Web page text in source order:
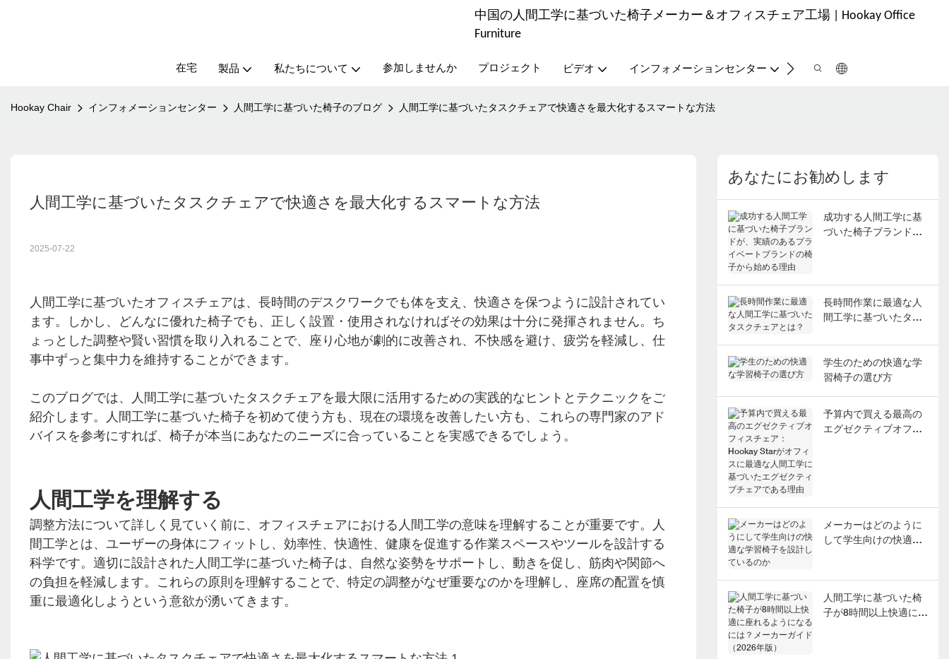
中国の人間工学に基づいた椅子メーカー＆オフィスチェア工場 | Hookay Office
Furniture
在宅 製品 私たちについて 参加しませんか プロジェクト ビデオ インフォメーションセンター お問い合わせ
Hookay Chair インフォメーションセンター 人間工学に基づいた椅子のブログ 人間工学に基づいたタスクチェアで快適さを最大化するスマートな方法
人間工学に基づいたタスクチェアで快適さを最大化するスマートな方法
2025-07-22
人間工学に基づいたオフィスチェアは、長時間のデスクワークでも体を支え、快適さを保つように設計されてい
ます。しかし、どんなに優れた椅子でも、正しく設置・使用されなければその効果は十分に発揮されません。ち
ょっとした調整や賢い習慣を取り入れることで、座り心地が劇的に改善され、不快感を避け、疲労を軽減し、仕
事中ずっと集中力を維持することができます。
このブログでは、人間工学に基づいたタスクチェアを最大限に活用するための実践的なヒントとテクニックをご
紹介します。人間工学に基づいた椅子を初めて使う方も、現在の環境を改善したい方も、これらの専門家のアド
バイスを参考にすれば、椅子が本当にあなたのニーズに合っていることを実感できるでしょう。
人間工学を理解する
調整方法について詳しく見ていく前に、オフィスチェアにおける人間工学の意味を理解することが重要です。人
間工学とは、ユーザーの身体にフィットし、効率性、快適性、健康を促進する作業スペースやツールを設計する
科学です。適切に設計された人間工学に基づいた椅子は、自然な姿勢をサポートし、動きを促し、筋肉や関節へ
の負担を軽減します。これらの原則を理解することで、特定の調整がなぜ重要なのかを理解し、座席の配置を慎
重に最適化しようという意欲が湧いてきます。
あなたにお勧めします
成功する人間工学に基
づいた椅子ブランド
長時間作業に最適な人
間工学に基づいたタス
学生のための快適な学
習椅子の選び方
予算内で買える最高の
エグゼクティブオフィ
メーカーはどのように
して学生向けの快適な
人間工学に基づいた椅
子が8時間以上快適に座